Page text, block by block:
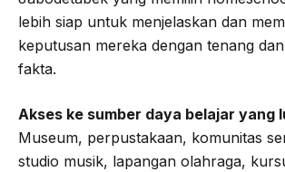
lebih siap untuk menjelaskan dan
keputusan mereka dengan tenang
fakta.
Akses ke sumber daya belajar yang
Museum, perpustakaan, komunitas
studio musik, lapangan olahraga,